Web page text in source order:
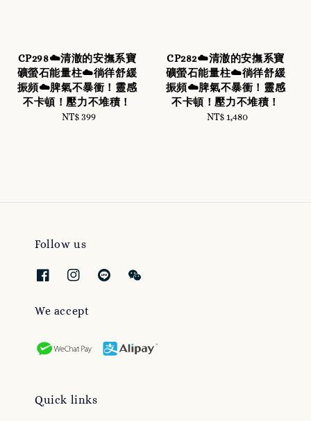
CP298☁️清澈的安撫系寶
礦螢石能量柱☁️徜徉舒緩
振頻☁️脾氣不暴衝！靈感
不卡頓！壓力不堆積！
Regular
NT$ 399
CP282☁️清澈的安撫系寶
礦螢石能量柱☁️徜徉舒緩
振頻☁️脾氣不暴衝！靈感
不卡頓！壓力不堆積！
Regular
NT$ 1,480
Follow us
We accept
Quick links